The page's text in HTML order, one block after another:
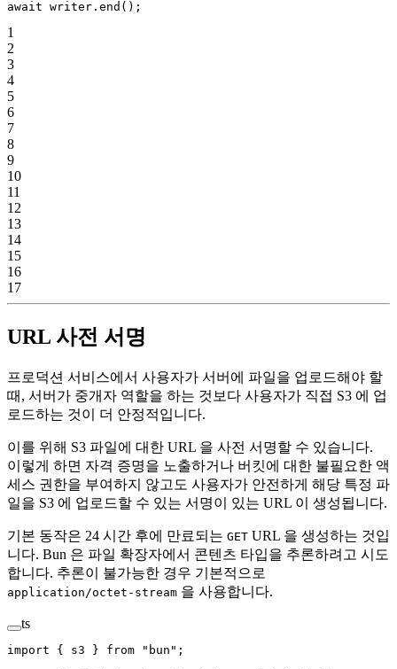
await writer. end ();
1
2
3
4
5
6
7
8
9
10
11
12
13
14
15
16
17
URL 사전 서명
프로덕션 서비스에서 사용자가 서버에 파일을 업로드해야 할
때, 서버가 중개자 역할을 하는 것보다 사용자가 직접 S3 에 업
로드하는 것이 더 안정적입니다.
이를 위해 S3 파일에 대한 URL 을 사전 서명할 수 있습니다.
이렇게 하면 자격 증명을 노출하거나 버킷에 대한 불필요한 액
세스 권한을 부여하지 않고도 사용자가 안전하게 해당 특정 파
일을 S3 에 업로드할 수 있는 서명이 있는 URL 이 생성됩니다.
기본 동작은 24 시간 후에 만료되는 GET URL 을 생성하는 것입
니다. Bun 은 파일 확장자에서 콘텐츠 타입을 추론하려고 시도
합니다. 추론이 불가능한 경우 기본적으로
application/octet-stream 을 사용합니다.
ts
import { s3 } from "bun" ;